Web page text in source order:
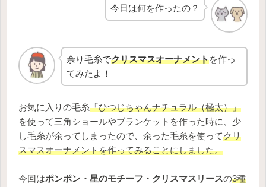
今日は何を作ったの？
余り毛糸でクリスマスオーナメントを作っ
てみたよ！
お気に入りの毛糸「ひつじちゃんナチュラル（極太）」
を使って三角ショールやブランケットを作った時に、少
し毛糸が余ってしまったので、余った毛糸を使ってクリ
スマスオーナメントを作ってみることにしました。
今回はポンポン・星のモチーフ・クリスマスリースの3種